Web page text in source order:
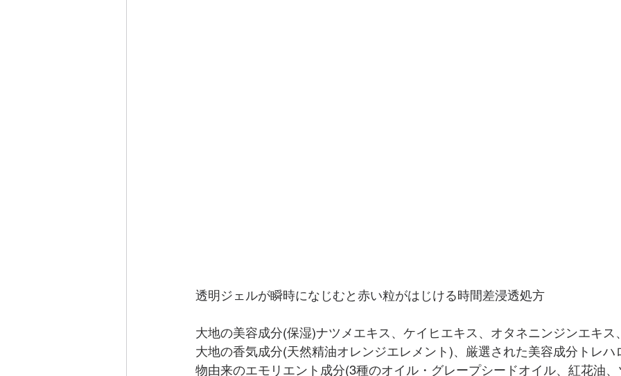
透明ジェルが瞬時になじむと赤い粒がはじける時間差浸透処方
大地の美容成分(保湿)ナツメエキス、ケイヒエキス、オタネニンジンエキス
大地の香気成分(天然精油オレンジエレメント)、厳選された美容成分トレハ
物由来のエモリエント成分(3種のオイル・グレープシードオイル、紅花油